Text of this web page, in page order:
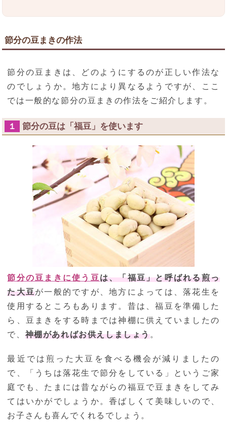
節分の豆まきの作法
節分の豆まきは、どのようにするのが正しい作法な
のでしょうか。地方により異なるようですが、ここ
では一般的な節分の豆まきの作法をご紹介します。
１ 節分の豆は「福豆」を使います
節分の豆まきに使う豆は、「福豆」と呼ばれる煎っ
た大豆が一般的ですが、地方によっては、落花生を
使用するところもあります。昔は、福豆を準備した
ら、豆まきをする時までは神棚に供えていましたの
で、 神棚があればお供えしましょう。
最近では煎った大豆を食べる機会が減りましたの
で、「うちは落花生で節分をしている」というご家
庭でも、たまには昔ながらの福豆で豆まきをしてみ
てはいかがでしょうか。香ばしくて美味しいので、
お子さんも喜んでくれるでしょう。